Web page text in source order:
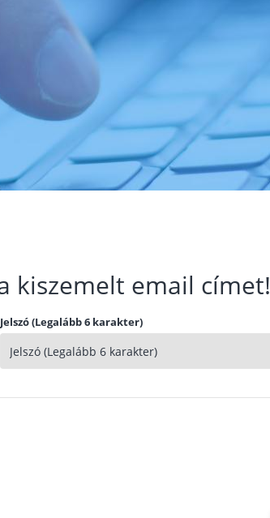
kiszemelt email címet!
Jelszó (Legalább 6 karakter)